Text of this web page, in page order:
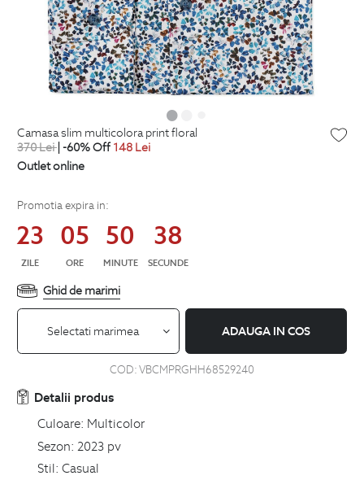
camasa slim multicolora print floral
370Lei| -60% Off 148 Lei
Outlet online
Promotia expira in:
23
ZILE
05
ORE
50
MINUTE
38
SECUNDE
Ghid de marimi
Selectati marimea ADAUGA IN COS
COD:VBCMPRGHH68529240
Detalii produs
Culoare: Multicolor
Sezon: 2023 pv
Stil: Casual